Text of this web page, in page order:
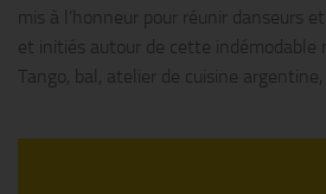
mis à l’honneur pour réunir danseurs
et initiés autour de cette indémodable
Tango, bal, atelier de cuisine argentine,